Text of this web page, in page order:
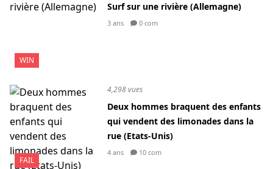
WIN
Surf sur une rivière (Allemagne)
3 ans 0 com
FAIL
4,298 vues
Deux hommes braquent des enfants
qui vendent des limonades dans la
rue (Etats-Unis)
4 ans 10 com